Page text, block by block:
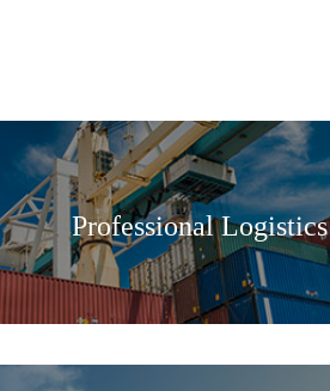
2020-10-01
Happy Holiday~~!!
[Read more...]
Professional Logistics